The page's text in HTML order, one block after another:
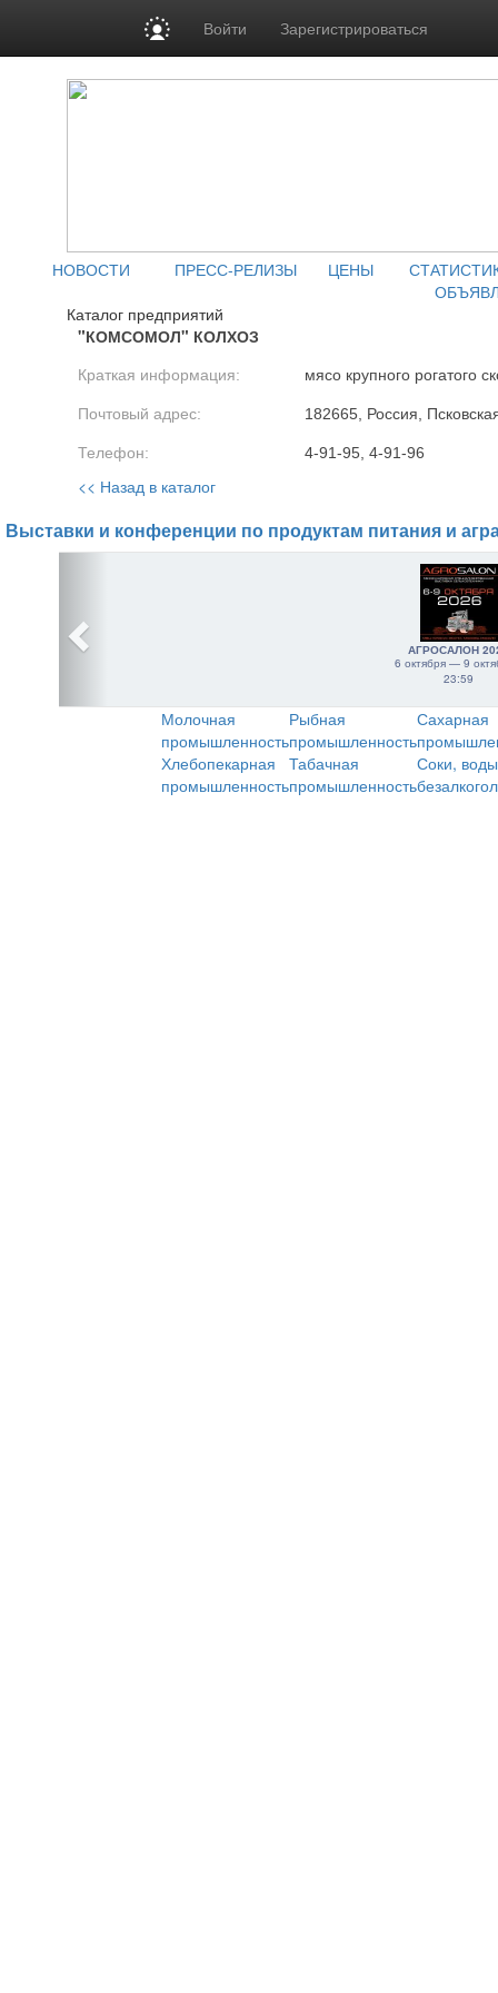
Войти Зарегистрироваться
НОВОСТИ ПРЕСС-РЕЛИЗЫ ЦЕНЫ
Каталог предприятий
"КОМСОМОЛ" КОЛХОЗ
Краткая информация: мясо крупного рогатого
Почтовый адрес: 182665, Россия,
Телефон: 4-91-95, 4-91-96
<< Назад в каталог
Выставки и конференции по продуктам питания и
АГРОСАЛОН
6 октября — 9
23:59
Молочная
промышленность
Рыбная
промышленность
Сахарная
Хлебопекарная
промышленность
Табачная
промышленность
Соки,